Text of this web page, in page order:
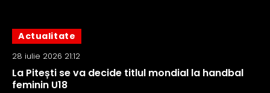
Actualitate
28 iulie 2026 21:12
La Pitești se va decide titlul mondial la handbal
feminin U18